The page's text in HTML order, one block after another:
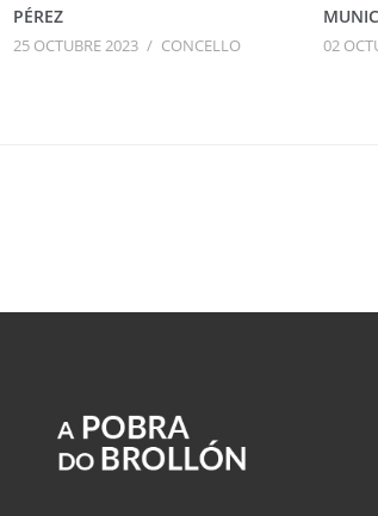
PÉREZ
25 OCTUBRE 2023 / CONCELLO 02